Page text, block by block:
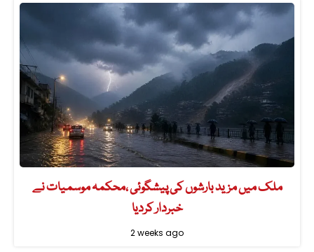
ملک میں مزید بارشوں کی پیشگوئی ،محکمہ موسمیات نے
خبردار کردیا
2 weeks ago